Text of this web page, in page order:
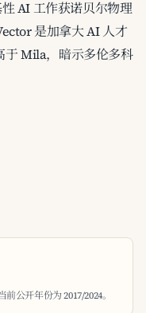
AI 工作获诺贝尔物理
是加拿大 AI 人才
Mila，暗示多伦多科
公开年份为 2017/2024。